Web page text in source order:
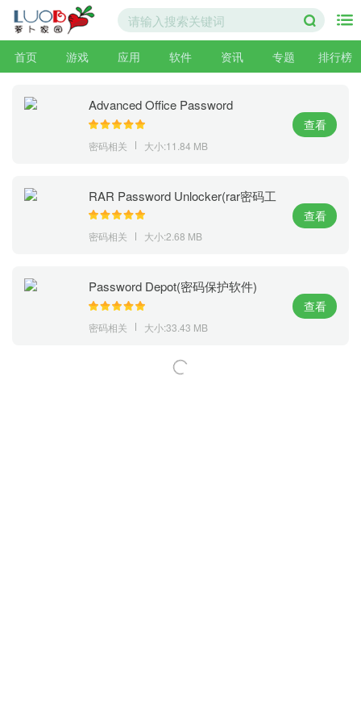
首页 游戏 应用 软件 资讯 专题 排行榜
Advanced Office Password
Recovery V5.3.541.0 汉化版
密码相关 大小:11.84 MB
查看
RAR Password Unlocker(rar密码工
具)V3.0汉化特别版
密码相关 大小:2.68 MB
查看
Password Depot(密码保护软件)
V10.5.2官方下载
密码相关 大小:33.43 MB
查看